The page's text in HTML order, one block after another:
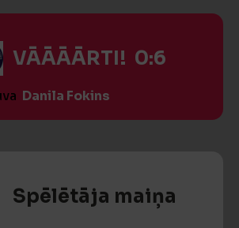
VĀĀĀĀRTI! 0:6
Danila Fokins
Spēlētāja maiņa